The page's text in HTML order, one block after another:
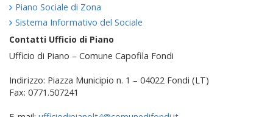
Piano Sociale di Zona
Sistema Informativo del Sociale
Contatti Ufficio di Piano
Ufficio di Piano – Comune Capofila Fondi
Indirizzo: Piazza Municipio n. 1 – 04022 Fondi (LT)
Fax: 0771.507241